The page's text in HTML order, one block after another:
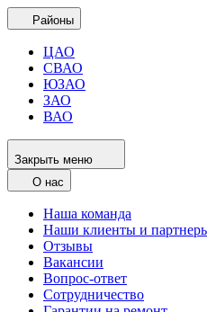
Районы
ЦАО
СВАО
ЮЗАО
ЗАО
ВАО
Закрыть меню
О нас
Наша команда
Наши клиенты и
Отзывы
Вакансии
Вопрос-ответ
Сотрудничество